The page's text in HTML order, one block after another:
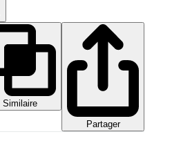
Similaire
Partager